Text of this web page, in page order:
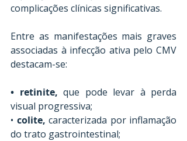
complicações clínicas significativas.
Entre as manifestações mais graves
associadas à infecção ativa pelo CMV
destacam-se:
• retinite, que pode levar à perda
visual progressiva;
• colite, caracterizada por inflamação
do trato gastrointestinal;